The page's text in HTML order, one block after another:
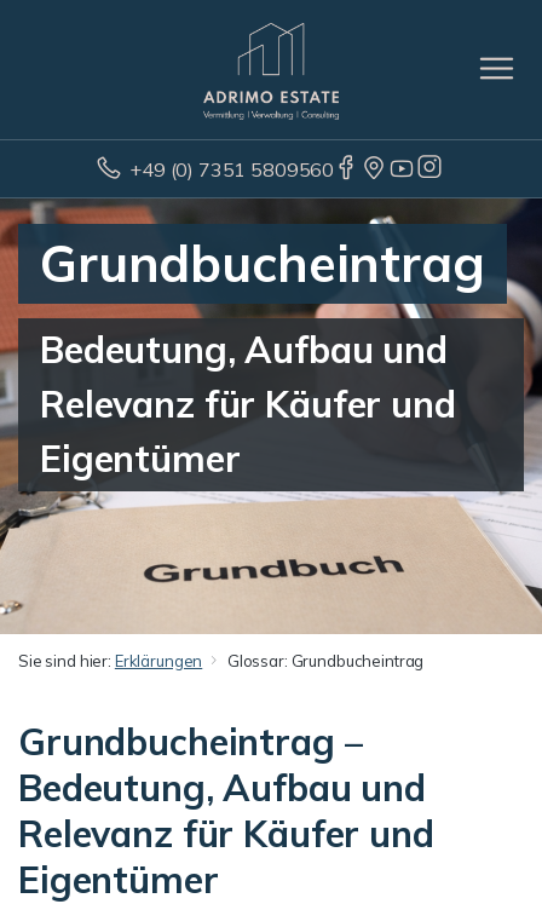
+49 (0) 7351 5809560
Grundbucheintrag
Bedeutung, Aufbau und
Relevanz für Käufer und
Eigentümer
Sie sind hier: Erklärungen Glossar: Grundbucheintrag
Grundbucheintrag –
Bedeutung, Aufbau und
Relevanz für Käufer und
Eigentümer